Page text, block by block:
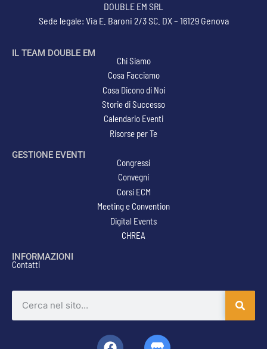
DOUBLE EM SRL
Sede legale: Via E. Baroni 2/3 SC. DX – 16129 Genova
IL TEAM DOUBLE EM
Chi Siamo
Cosa Facciamo
Cosa Dicono di Noi
Storie di Successo
Calendario Eventi
Risorse per Te
GESTIONE EVENTI
Congressi
Convegni
Corsi ECM
Meeting e Convention
Digital Events
CHREA
INFORMAZIONI
Contatti